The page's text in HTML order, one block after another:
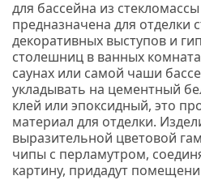
для бассейна из
предназначена для отделки
декоративных выступов и
столешниц в ванных
саунах или самой чаши
укладывать на цементный
клей или эпоксидный, это
материал для отделки.
выразительной цветовой
чипы с перламутром,
картину, придадут